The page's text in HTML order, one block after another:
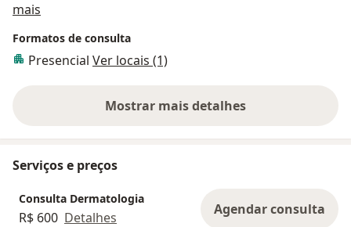
mais
Formatos de consulta
Presencial Ver locais (1)
Mostrar mais detalhes
sobre a experiência
Serviços e preços
Consulta Dermatologia
R$ 600 Detalhes Agendar consulta